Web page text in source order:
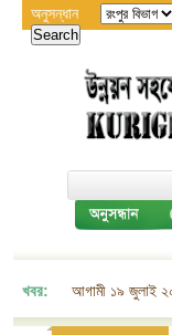
অনুসন্ধান
খবর: আগামী ১৯ জুলাই